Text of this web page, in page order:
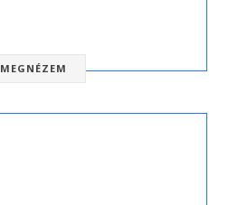
MEGNÉZEM